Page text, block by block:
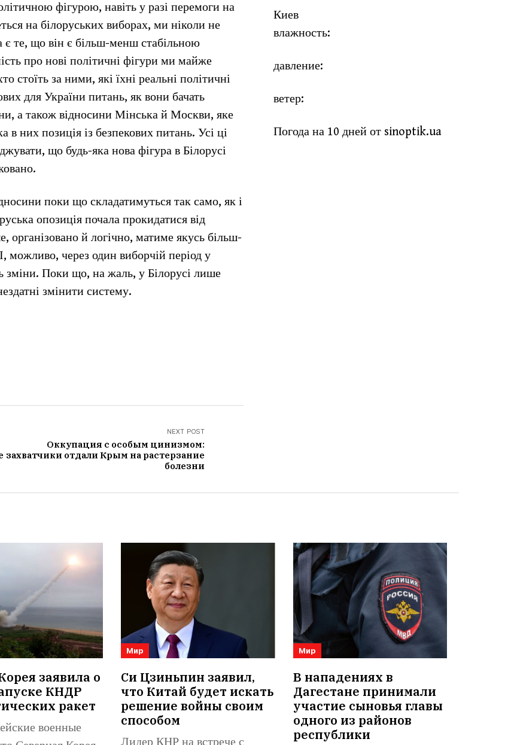
фігурою, навіть у разі перемоги на
на білоруських виборах, ми ніколи не
є те, що він є більш-менш стабільною
про нові політичні фігури ми майже
стоїть за ними, які їхні реальні політичні
для України питань, як вони бачать
а також відносини Мінська й Москви, яке
них позиція із безпекових питань. Усі ці
що будь-яка нова фігура в Білорусі
поки що складатимуться так само, як і
опозиція почала прокидатися від
організовано й логічно, матиме якусь більш-
можливо, через один виборчій період у
зміни. Поки що, на жаль, у Білорусі лише
змінити систему.
NEXT POST
Оккупация с особым цинизмом:
захватчики отдали Крым на растерзание
болезни
Киев
влажность:
давление:
ветер:
Погода на 10 дней от sinoptik.ua
заявила о
КНДР
ракет
военные
Мир
Си Цзиньпин заявил,
что Китай будет искать
решение войны своим
способом
Мир
В нападениях в
Дагестане принимали
участие сыновья главы
одного из районов
республики